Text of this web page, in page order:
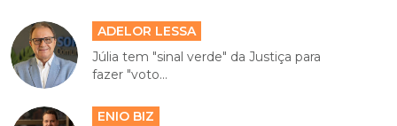
ADELOR LESSA
Júlia tem "sinal verde" da Justiça para
fazer "voto...
ENIO BIZ